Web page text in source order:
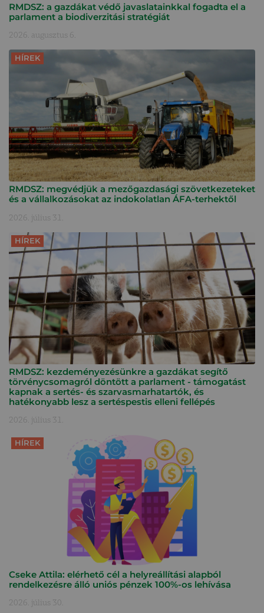
RMDSZ: a gazdákat védő javaslatainkkal fogadta el a
parlament a biodiverzitási stratégiát
2026. augusztus 6.
HÍREK
RMDSZ: megvédjük a mezőgazdasági szövetkezeteket
és a vállalkozásokat az indokolatlan ÁFA-terhektől
2026. július 31.
HÍREK
RMDSZ: kezdeményezésünkre a gazdákat segítő
törvénycsomagról döntött a parlament - támogatást
kapnak a sertés- és szarvasmarhatartók, és
hatékonyabb lesz a sertéspestis elleni fellépés
2026. július 31.
HÍREK
Cseke Attila: elérhető cél a helyreállítási alapból
rendelkezésre álló uniós pénzek 100%-os lehívása
2026. július 30.